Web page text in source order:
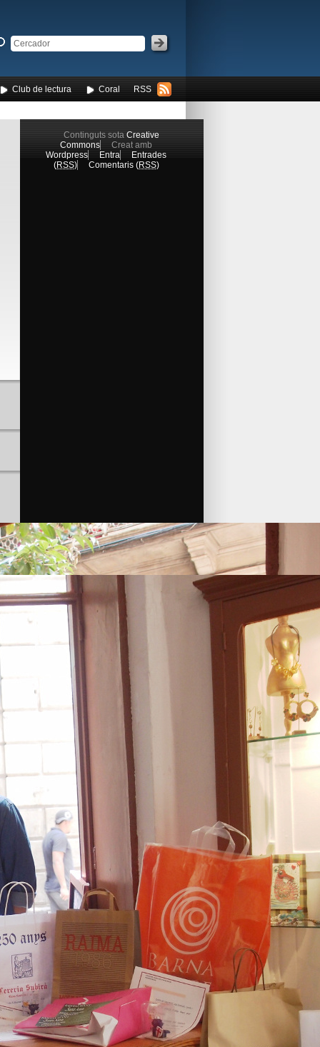
RSS
Club de lectura Coral
Continguts sota Creative
Commons
Creat amb
Wordpress
Entra
Entrades
(RSS) Comentaris (RSS)